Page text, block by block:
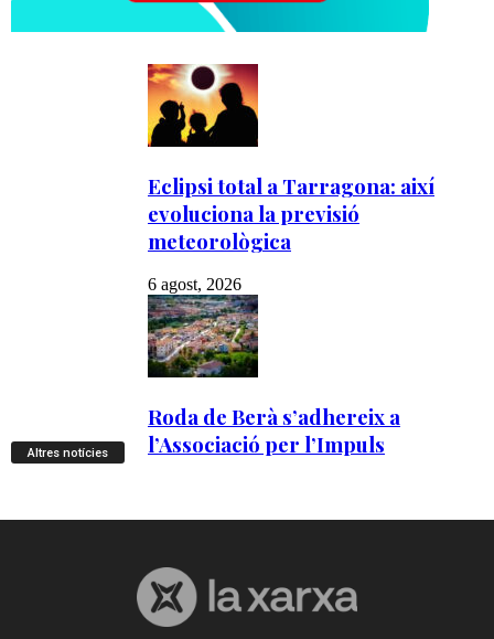
Altres notícies